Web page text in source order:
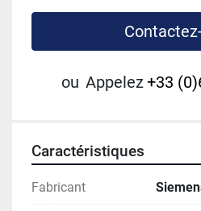
ou Appelez+33
Caractéristiques
Fabricant